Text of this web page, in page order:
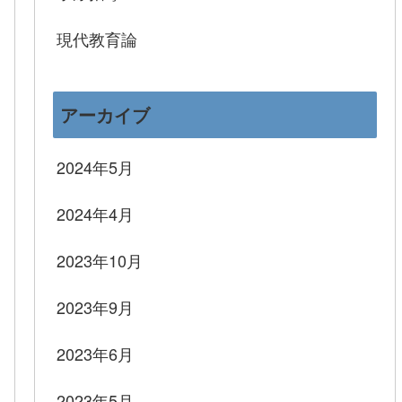
現代教育論
アーカイブ
2024年5月
2024年4月
2023年10月
2023年9月
2023年6月